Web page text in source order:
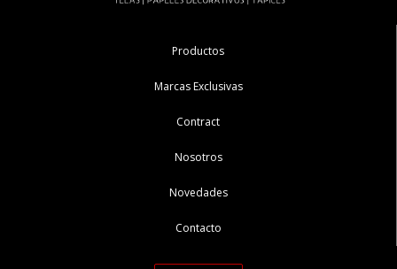
Productos
Marcas Exclusivas
Contract
Nosotros
Novedades
Contacto